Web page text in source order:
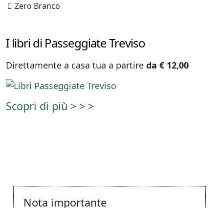
Zero Branco
I libri di Passeggiate Treviso
Direttamente a casa tua a partire da € 12,00
Scopri di più > > >
Nota importante